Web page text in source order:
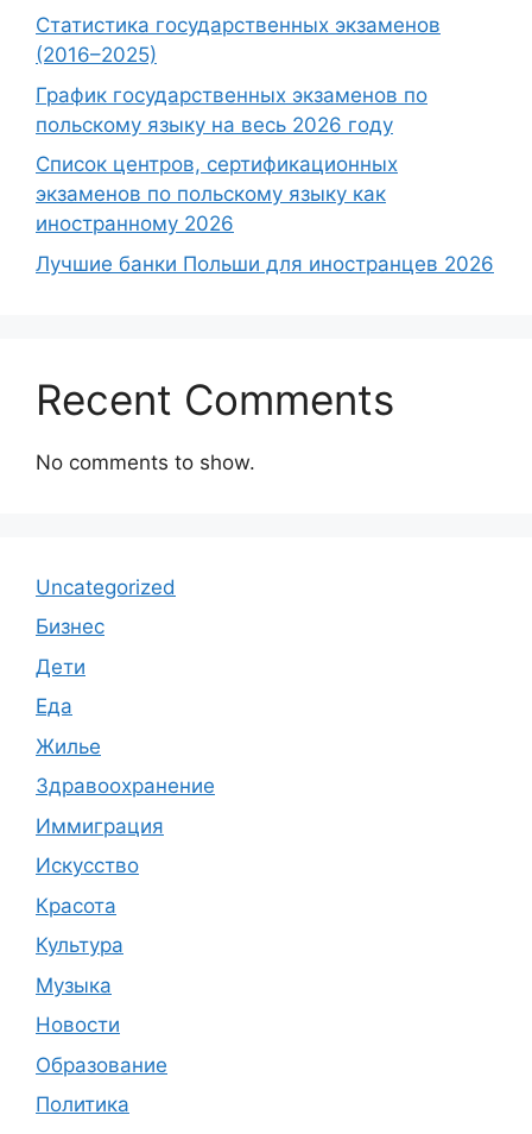
Статистика государственных экзаменов
(2016–2025)
График государственных экзаменов по
польскому языку на весь 2026 году
Список центров, сертификационных
экзаменов по польскому языку как
иностранному 2026
Лучшие банки Польши для иностранцев 2026
Recent Comments
No comments to show.
Uncategorized
Бизнес
Дети
Еда
Жилье
Здравоохранение
Иммиграция
Искусство
Красота
Культура
Музыка
Новости
Образование
Политика